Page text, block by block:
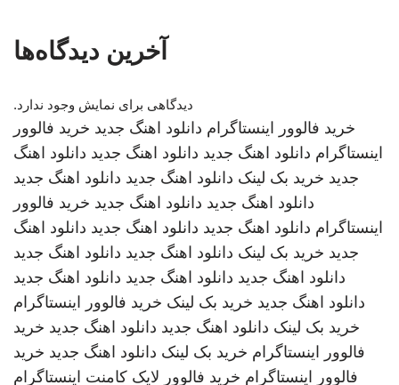
آخرین دیدگاه‌ها
دیدگاهی برای نمایش وجود ندارد.
خرید فالوور اینستاگرام دانلود اهنگ جدید خرید فالوور
اینستاگرام دانلود اهنگ جدید دانلود اهنگ جدید دانلود اهنگ
جدید خرید بک لینک دانلود اهنگ جدید دانلود اهنگ جدید
دانلود اهنگ جدید دانلود اهنگ جدید خرید فالوور
اینستاگرام دانلود اهنگ جدید دانلود اهنگ جدید دانلود اهنگ
جدید خرید بک لینک دانلود اهنگ جدید دانلود اهنگ جدید
دانلود اهنگ جدید دانلود اهنگ جدید دانلود اهنگ جدید
دانلود اهنگ جدید خرید بک لینک خرید فالوور اینستاگرام
خرید بک لینک دانلود اهنگ جدید دانلود اهنگ جدید خرید
فالوور اینستاگرام خرید بک لینک دانلود اهنگ جدید خرید
فالوور اینستاگرام خرید فالوور لایک کامنت اینستاگرام